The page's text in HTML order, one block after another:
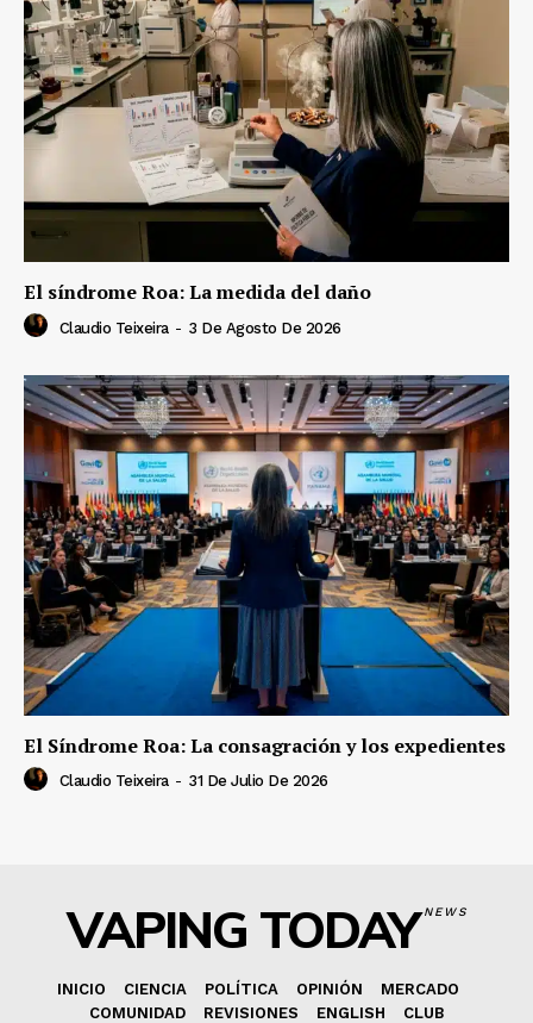
El síndrome Roa: La medida del daño
Claudio Teixeira - 3 De Agosto De 2026
El Síndrome Roa: La consagración y los expedientes
Claudio Teixeira - 31 De Julio De 2026
VAPING TODAYNEWS
INICIO CIENCIA POLÍTICA OPINIÓN
MERCADO
COMUNIDAD
REVISIONES ENGLISH CLUB